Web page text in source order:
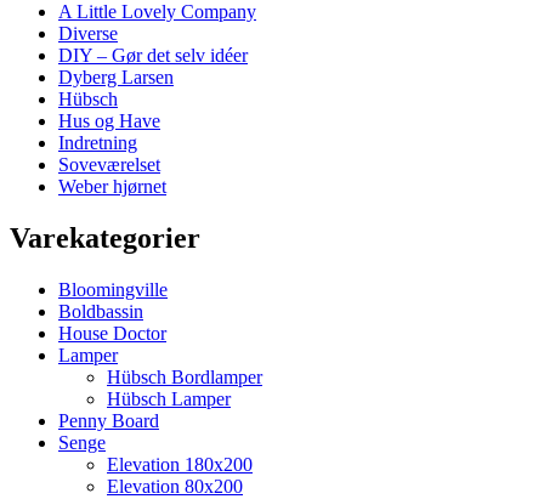
A Little Lovely Company
Diverse
DIY – Gør det selv idéer
Dyberg Larsen
Hübsch
Hus og Have
Indretning
Soveværelset
Weber hjørnet
Varekategorier
Bloomingville
Boldbassin
House Doctor
Lamper
Hübsch Bordlamper
Hübsch Lamper
Penny Board
Senge
Elevation 180x200
Elevation 80x200